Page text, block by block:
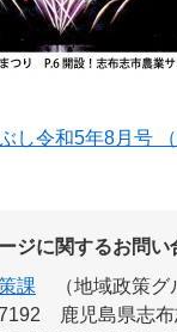
し令和5年8月号
ジに関するお問い
課
地域政策グ
鹿児島県志